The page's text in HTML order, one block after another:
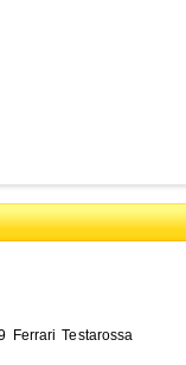
Ferrari Testarossa